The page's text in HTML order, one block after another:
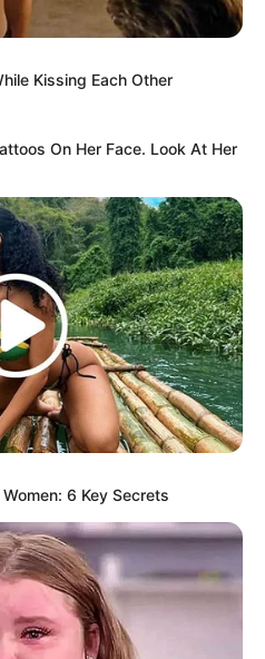
Kissing Each Other
On Her Face. Look At Her
6 Key Secrets